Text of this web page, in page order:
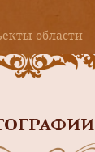
области